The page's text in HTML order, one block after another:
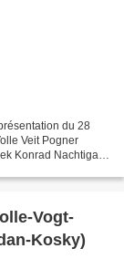
du 28
Veit Pogner
Konrad Nachtigal
Vogt-
Kosky)